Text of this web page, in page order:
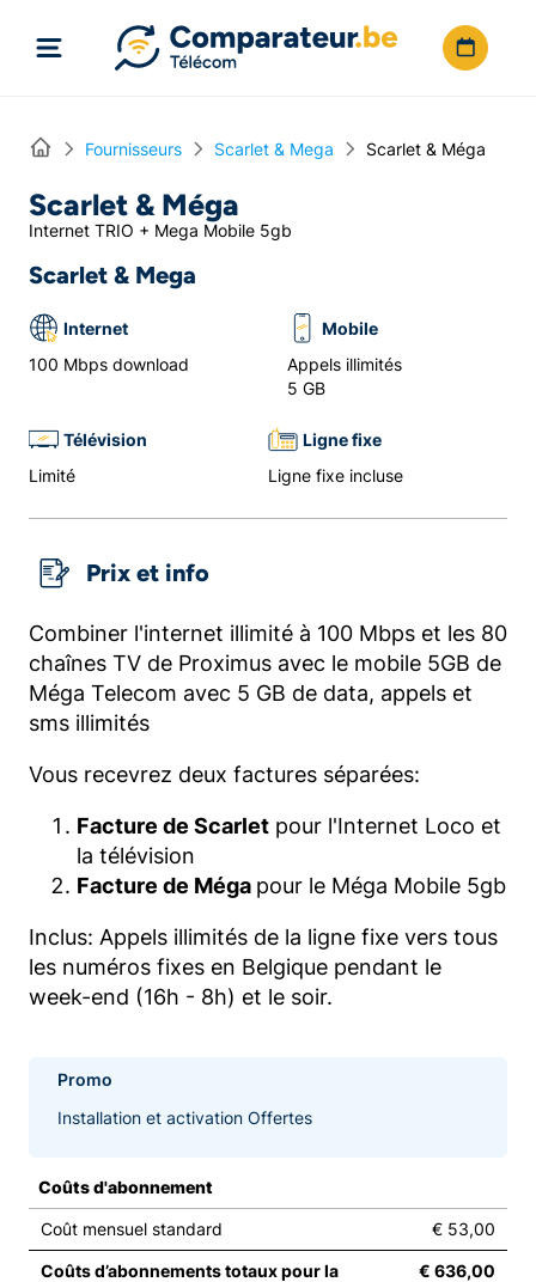
Home Fournisseurs Scarlet & Mega Scarlet & Méga
Scarlet & Méga
Internet TRIO + Mega Mobile 5gb
Scarlet & Mega
Internet
100 Mbps download
Mobile
Appels illimités
5 GB
Télévision
Limité
Ligne fixe
Ligne fixe incluse
Prix et info
Combiner l'internet illimité à 100 Mbps et les 80
chaînes TV de Proximus avec le mobile 5GB de
Méga Telecom avec 5 GB de data, appels et
sms illimités
Vous recevrez deux factures séparées:
Facture de Scarlet pour l'Internet Loco et
la télévision
Facture de Méga pour le Méga Mobile 5gb
Inclus: Appels illimités de la ligne fixe vers tous
les numéros fixes en Belgique pendant le
week-end (16h - 8h) et le soir.
Promo
Installation et activation Offertes
Coûts d'abonnement
Coût mensuel standard € 53,00
Coûts d’abonnements totaux pour la
€ 636,00